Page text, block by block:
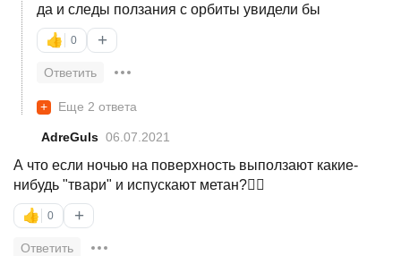
да и следы ползания с орбиты увидели бы
👍 0 +
Ответить
+ Еще 2 ответа
AdreGuls 06.07.2021
А что если ночью на поверхность выползают какие-
нибудь "твари" и испускают метан?🐱‍👤
👍 0 +
Ответить